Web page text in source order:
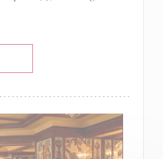
((OUVRE UNE NOUVELLE